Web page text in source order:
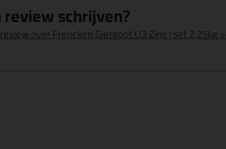
review schrijven?
over Frencken Gietgoot U3 Zink | set 2,25kg >